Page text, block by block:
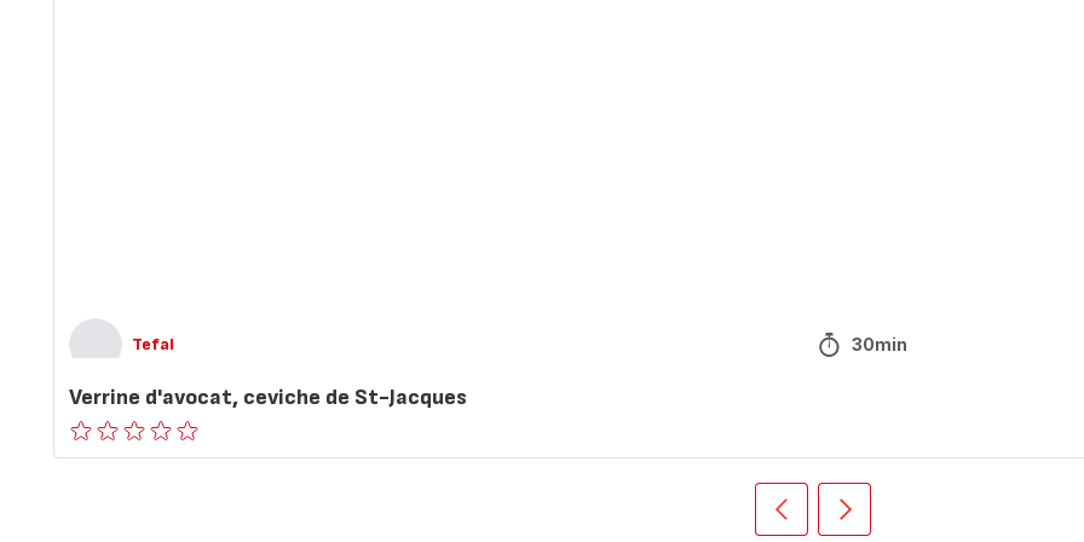
Tefal 30min
Verrine d'avocat, ceviche de St-Jacques
ratings.0
PrécédentSuivant